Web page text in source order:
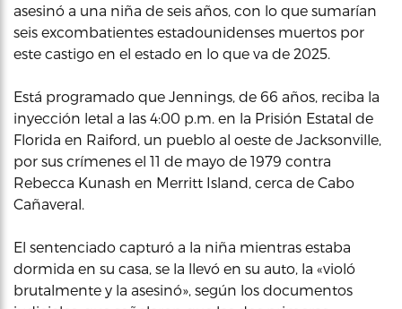
asesinó a una niña de seis años, con lo que sumarían
seis excombatientes estadounidenses muertos por
este castigo en el estado en lo que va de 2025.
Está programado que Jennings, de 66 años, reciba la
inyección letal a las 4:00 p.m. en la Prisión Estatal de
Florida en Raiford, un pueblo al oeste de Jacksonville,
por sus crímenes el 11 de mayo de 1979 contra
Rebecca Kunash en Merritt Island, cerca de Cabo
Cañaveral.
El sentenciado capturó a la niña mientras estaba
dormida en su casa, se la llevó en su auto, la «violó
brutalmente y la asesinó», según los documentos